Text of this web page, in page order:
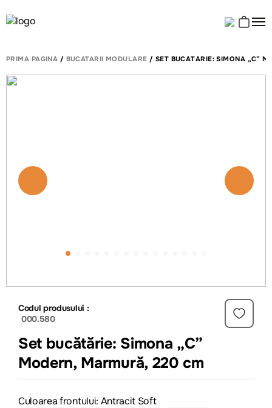
PRIMA PAGINĂ / BUCATARII MODULARE / SET BUCĂTĂRIE: SIMONA „C”
Codul produsului :
000.580
Set bucătărie: Simona „C”
Modern, Marmură, 220 cm
Culoarea frontului: Antracit Soft